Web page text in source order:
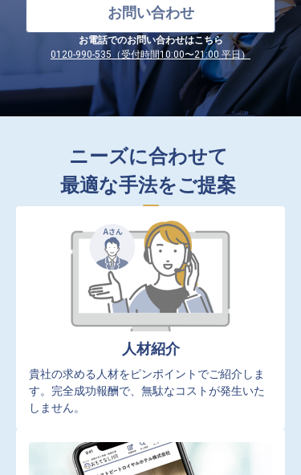
お問い合わせ
お電話でのお問い合わせはこちら
0120-990-535（受付時間10:00〜21:00 平日）
ニーズに合わせて
最適な手法をご提案
人材紹介
貴社の求める人材をピンポイントでご紹介しま
す。完全成功報酬で、無駄なコストが発生いた
しません。